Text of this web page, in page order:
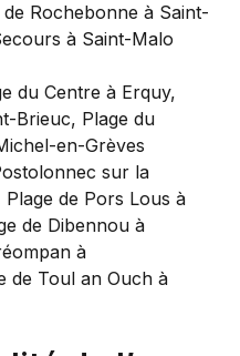
de Rochebonne à Saint-
à Saint-Malo
du Centre à Erquy,
Brieuc, Plage du
en-Grèves
sur la
Plage de Pors Lous à
de Dibennou à
à
de Toul an Ouch à